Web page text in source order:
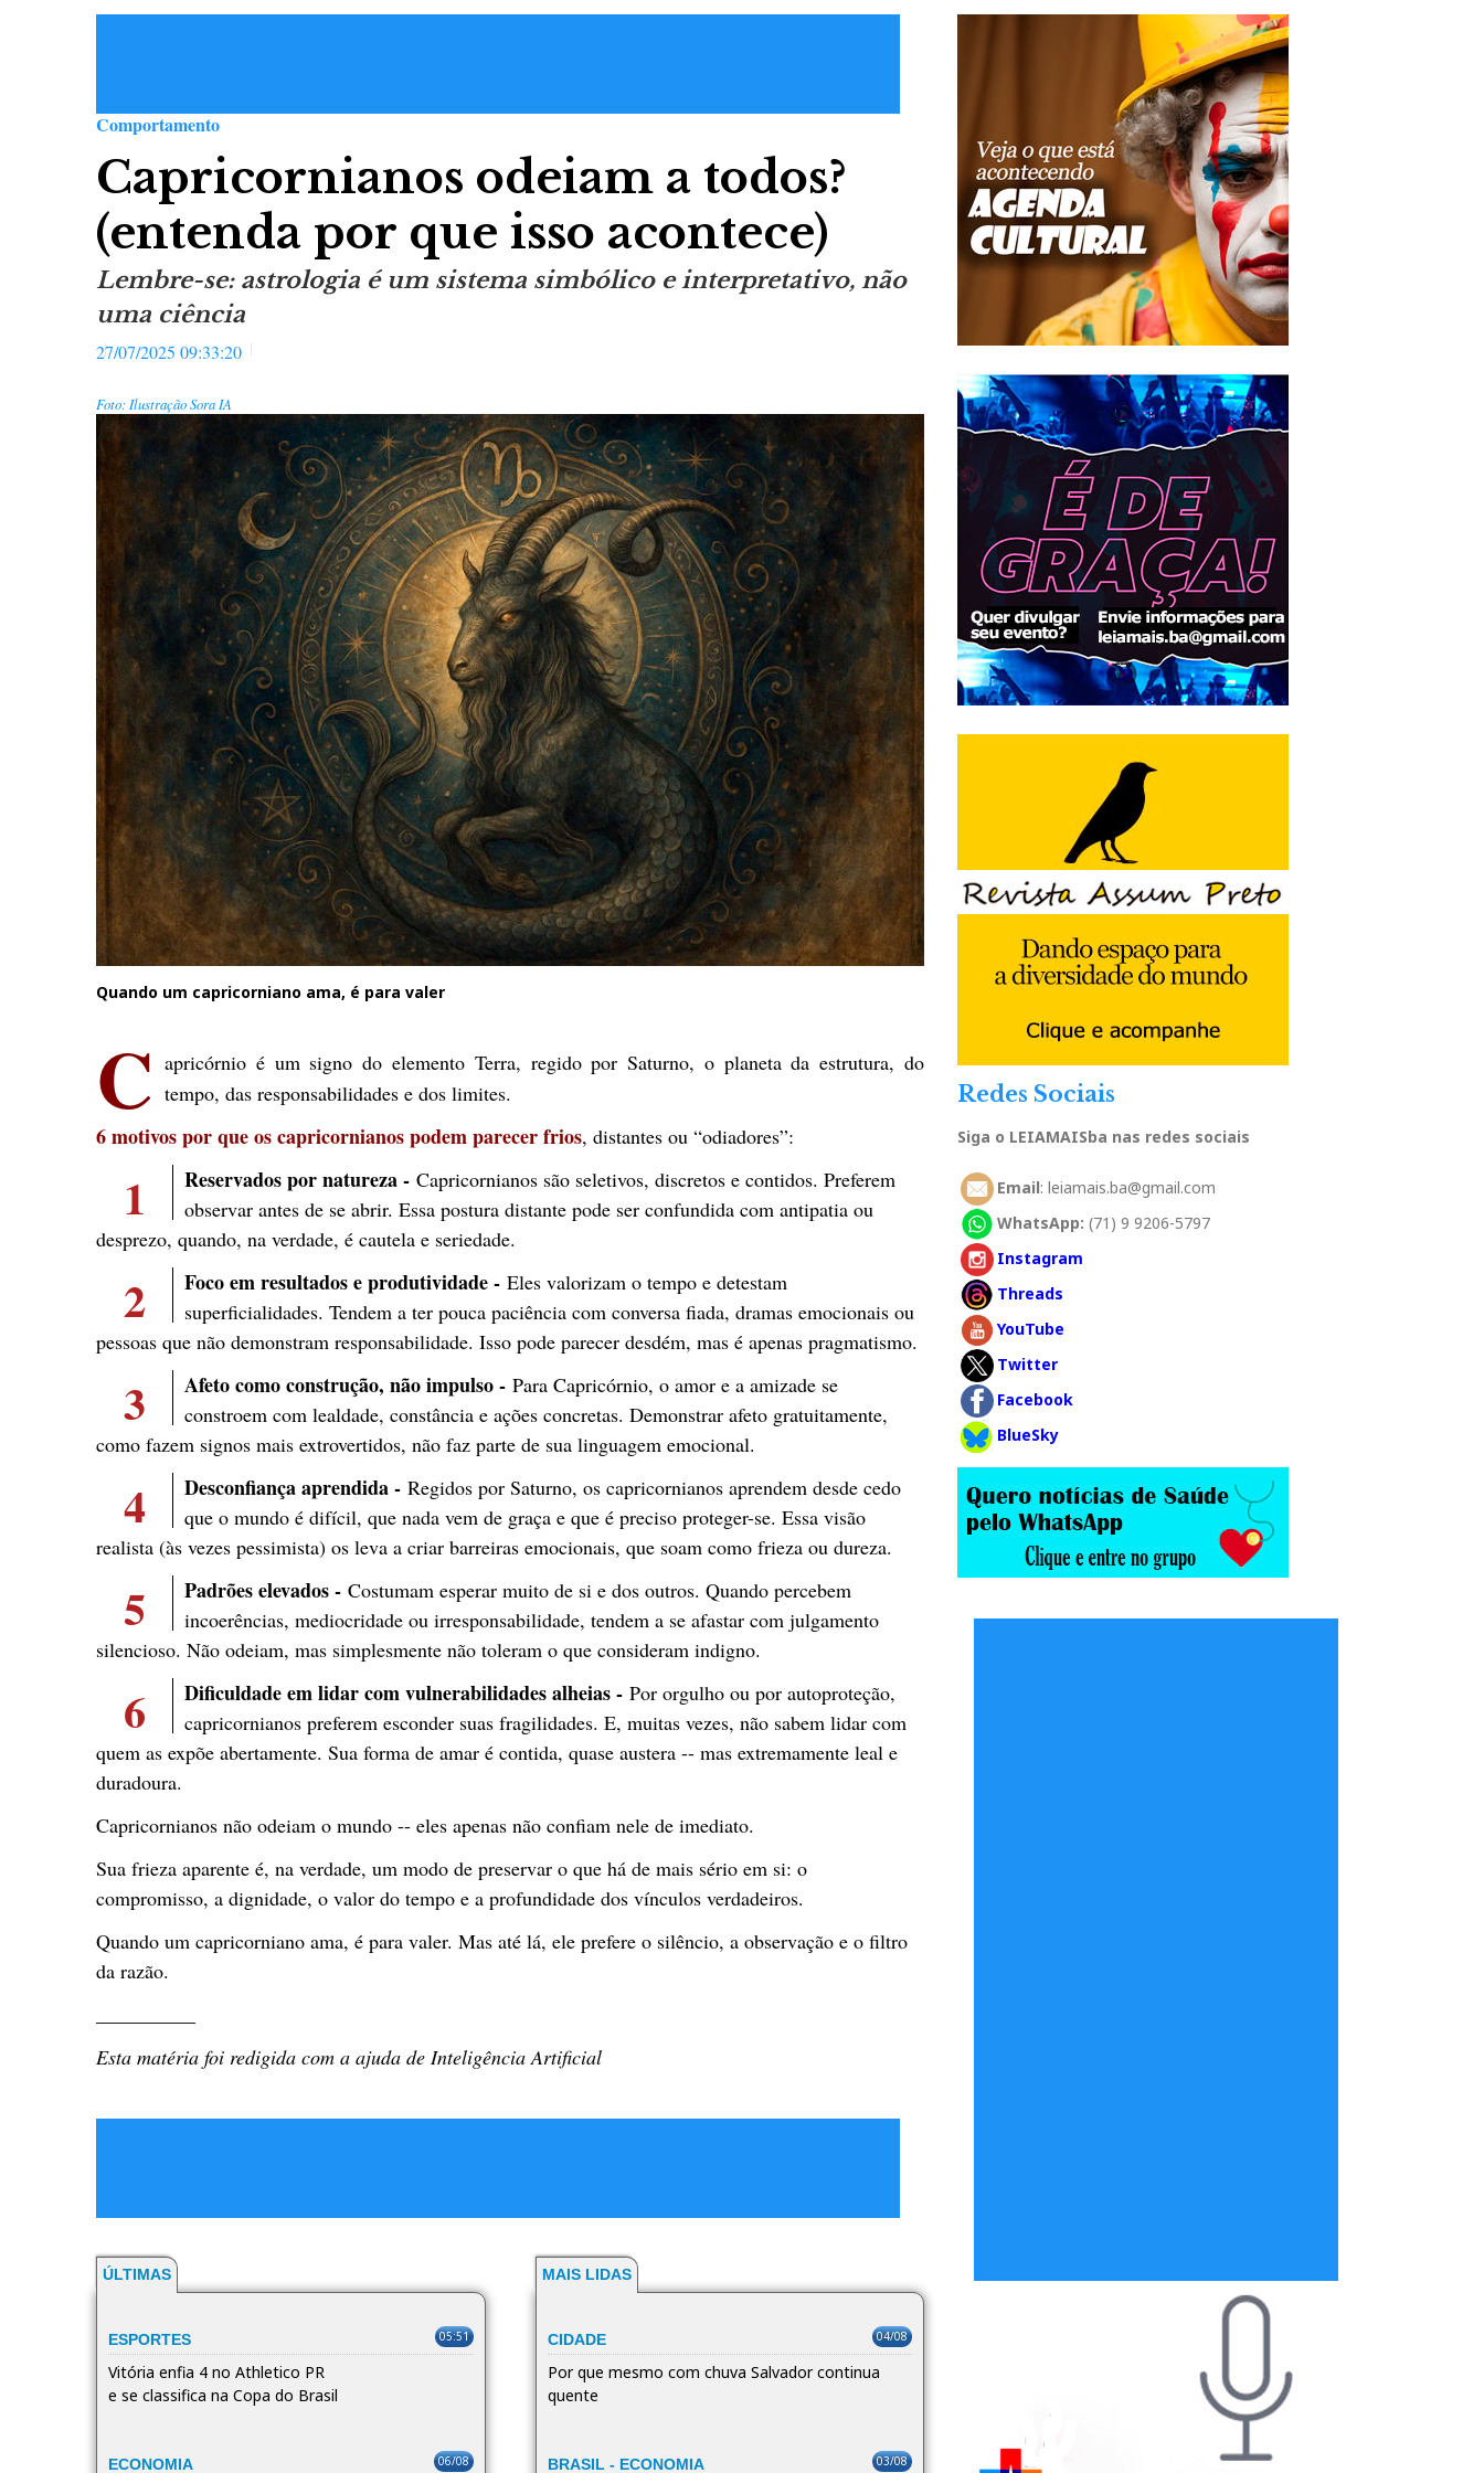
Comportamento
Capricornianos odeiam a todos?
(entenda por que isso acontece)
Lembre-se: astrologia é um sistema simbólico e interpretativo, não
uma ciência
27/07/2025 09:33:20
Foto: Ilustração Sora IA
Quando um capricorniano ama, é para valer
C apricórnio é um signo do elemento Terra, regido por Saturno, o planeta da estrutura, do
tempo, das responsabilidades e dos limites.
6 motivos por que os capricornianos podem parecer frios, distantes ou “odiadores”:
1 Reservados por natureza - Capricornianos são seletivos, discretos e contidos. Preferem
observar antes de se abrir. Essa postura distante pode ser confundida com antipatia ou
desprezo, quando, na verdade, é cautela e seriedade.
2 Foco em resultados e produtividade - Eles valorizam o tempo e detestam
superficialidades. Tendem a ter pouca paciência com conversa fiada, dramas emocionais ou
pessoas que não demonstram responsabilidade. Isso pode parecer desdém, mas é apenas pragmatismo.
3 Afeto como construção, não impulso - Para Capricórnio, o amor e a amizade se
constroem com lealdade, constância e ações concretas. Demonstrar afeto gratuitamente,
como fazem signos mais extrovertidos, não faz parte de sua linguagem emocional.
4 Desconfiança aprendida - Regidos por Saturno, os capricornianos aprendem desde cedo
que o mundo é difícil, que nada vem de graça e que é preciso proteger-se. Essa visão
realista (às vezes pessimista) os leva a criar barreiras emocionais, que soam como frieza ou dureza.
5 Padrões elevados - Costumam esperar muito de si e dos outros. Quando percebem
incoerências, mediocridade ou irresponsabilidade, tendem a se afastar com julgamento
silencioso. Não odeiam, mas simplesmente não toleram o que consideram indigno.
6 Dificuldade em lidar com vulnerabilidades alheias - Por orgulho ou por autoproteção,
capricornianos preferem esconder suas fragilidades. E, muitas vezes, não sabem lidar com
quem as expõe abertamente. Sua forma de amar é contida, quase austera -- mas extremamente leal e
duradoura.
Capricornianos não odeiam o mundo -- eles apenas não confiam nele de imediato.
Sua frieza aparente é, na verdade, um modo de preservar o que há de mais sério em si: o
compromisso, a dignidade, o valor do tempo e a profundidade dos vínculos verdadeiros.
Quando um capricorniano ama, é para valer. Mas até lá, ele prefere o silêncio, a observação e o filtro
da razão.
Esta matéria foi redigida com a ajuda de Inteligência Artificial
ÚLTIMAS
ESPORTES 05:51
Vitória enfia 4 no Athletico PR
e se classifica na Copa do Brasil
ECONOMIA 06/08
MAIS LIDAS
CIDADE 04/08
Por que mesmo com chuva Salvador continua
quente
BRASIL - ECONOMIA 03/08
Redes Sociais
Siga o LEIAMAISba nas redes sociais
Email: leiamais.ba@gmail.com
WhatsApp: (71) 9 9206-5797
Instagram
Threads
YouTube
Twitter
Facebook
BlueSky